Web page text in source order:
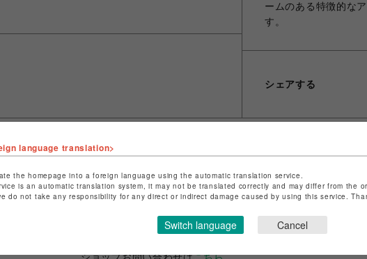
ームのある特徴的な
す。
シェアする
ショップ名
ROYAL FLASH
language translation>
the homepage into a foreign language using the automatic translation service.
is an automatic translation system, it may not be translated correctly and may differ from the
do not take any responsibility for any direct or indirect damage caused by using this service.
Switch language Cancel